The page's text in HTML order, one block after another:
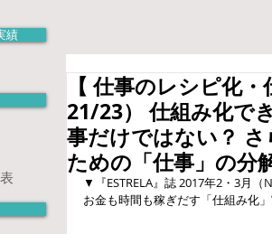
【 仕事のレシピ化
21/23） 仕組み化で
事だけではない？
ための「仕事」の分
▼『ESTRELA』誌 2017年2・3月（
お金も時間も稼ぎだす「仕組み化
績